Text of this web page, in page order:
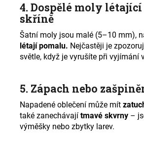
4. Dospělé moly
skříně
Šatní moly jsou malé (5–10 mm),
létají pomalu. Nejčastěji je
světle, když je vyrušíte při vyjímání
5. Zápach nebo
Napadené oblečení může mít
také zanechávají tmavé skvrny –
výměšky nebo zbytky larev.